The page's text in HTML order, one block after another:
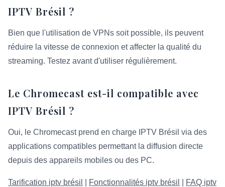
IPTV Brésil ?
Bien que l'utilisation de VPNs soit possible, ils peuvent
réduire la vitesse de connexion et affecter la qualité du
streaming. Testez avant d'utiliser régulièrement.
Le Chromecast est-il compatible avec
IPTV Brésil ?
Oui, le Chromecast prend en charge IPTV Brésil via des
applications compatibles permettant la diffusion directe
depuis des appareils mobiles ou des PC.
Tarification iptv brésil Fonctionnalités iptv brésil
FAQ iptv